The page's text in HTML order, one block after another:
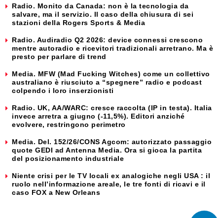
Radio. Monito da Canada: non è la tecnologia da
salvare, ma il servizio. Il caso della chiusura di sei
stazioni della Rogers Sports & Media
Radio. Audiradio Q2 2026: device connessi crescono
mentre autoradio e ricevitori tradizionali arretrano. Ma è
presto per parlare di trend
Media. MFW (Mad Fucking Witches) come un collettivo
australiano è riusciuto a “spegnere” radio e podcast
colpendo i loro inserzionisti
Radio. UK, AA/WARC: cresce raccolta (IP in testa). Italia
invece arretra a giugno (-11,5%). Editori anziché
evolvere, restringono perimetro
Media. Del. 152/26/CONS Agcom: autorizzato passaggio
quote GEDI ad Antenna Media. Ora si gioca la partita
del posizionamento industriale
Niente crisi per le TV locali ex analogiche negli USA : il
ruolo nell’informazione areale, le tre fonti di ricavi e il
caso FOX a New Orleans